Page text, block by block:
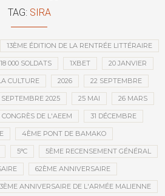
TAG: SIRA
13ÈME ÉDITION DE LA RENTRÉE LITTÉRAIRE
18 000 SOLDATS 1XBET 20 JANVIER
CULTURE 2026 22 SEPTEMBRE
SEPTEMBRE 2025 25 MAI 26 MARS
DE L'AEEM 31 DÉCEMBRE
4ÈME PONT DE BAMAKO
5°C 5ÈME RECENSEMENT GÉNÉRAL
62ÈME ANNIVERSAIRE
ANNIVERSAIRE DE L'ARMÉE MALIENNE